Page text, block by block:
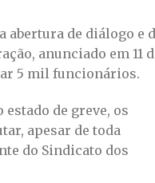
abertura de diálogo e
anunciado em 11
5 mil funcionários.
de greve, os
apesar de toda
do Sindicato dos